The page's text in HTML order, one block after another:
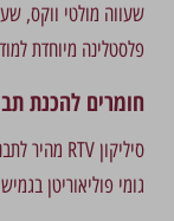
שעווה מולטי ווקס,
פלסטלינה מיוחדת
חומרים להכנת
סיליקון RTV מהיר לתבניות
גומי פוליאוריטן